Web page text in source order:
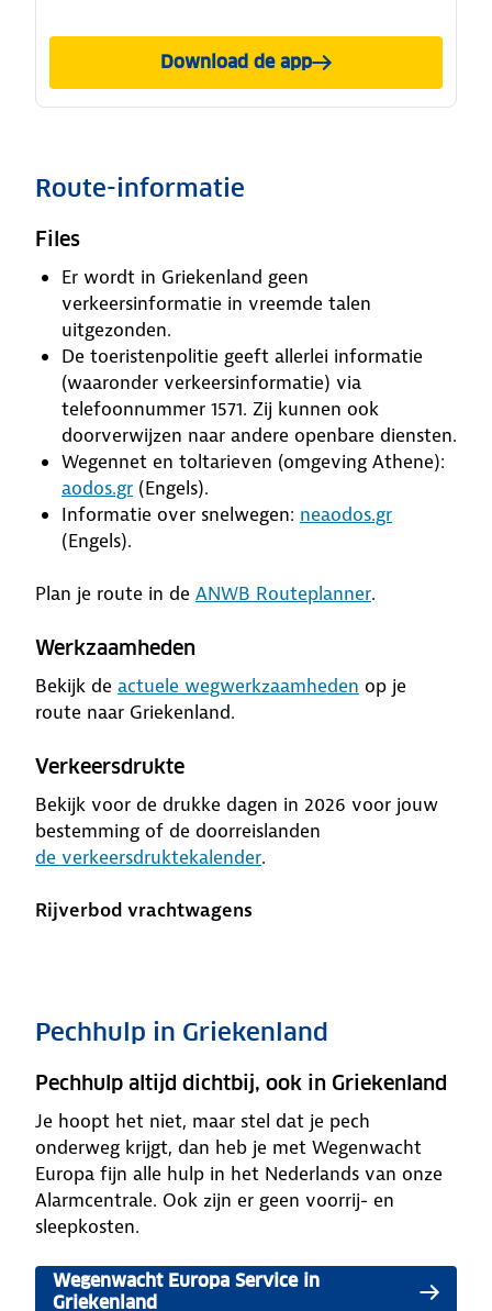
Download de app
Route-informatie
Files
Er wordt in Griekenland geen
verkeersinformatie in vreemde talen
uitgezonden.
De toeristenpolitie geeft allerlei informatie
(waaronder verkeersinformatie) via
telefoonnummer 1571. Zij kunnen ook
doorverwijzen naar andere openbare diensten.
Wegennet en toltarieven (omgeving Athene):
aodos.gr (Engels).
Informatie over snelwegen: neaodos.gr
(Engels).
Plan je route in de ANWB Routeplanner.
Werkzaamheden
Bekijk de actuele wegwerkzaamheden op je
route naar Griekenland.
Verkeersdrukte
Bekijk voor de drukke dagen in 2026 voor jouw
bestemming of de doorreislanden
de verkeersdruktekalender.
Rijverbod vrachtwagens
Pechhulp in Griekenland
Pechhulp altijd dichtbij, ook in Griekenland
Je hoopt het niet, maar stel dat je pech
onderweg krijgt, dan heb je met Wegenwacht
Europa fijn alle hulp in het Nederlands van onze
Alarmcentrale. Ook zijn er geen voorrij- en
sleepkosten.
Wegenwacht Europa Service in
Griekenland